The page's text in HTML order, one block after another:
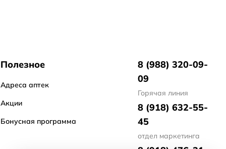
Полезное
Адреса аптек
Акции
Бонусная программа
8 (988) 320-09-
09
Горячая линия
8 (918) 632-55-
45
отдел маркетинга